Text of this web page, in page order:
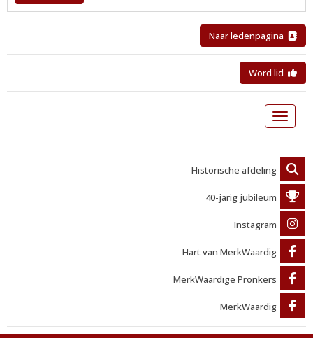
Naar ledenpagina
Word lid
Toggle
Historische afdeling
40-jarig jubileum
Instagram
Hart van MerkWaardig
MerkWaardige Pronkers
MerkWaardig